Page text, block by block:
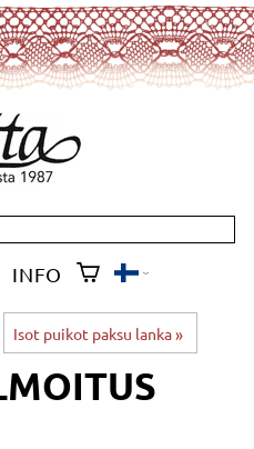
INFO
Isot puikot paksu lanka‪»